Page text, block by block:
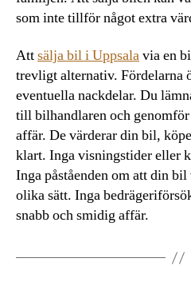
som inte tillför något extra
Attsälja bil i Uppsalavia en
trevligt alternativ. Fördelarna
eventuella nackdelar. Du
till bilhandlaren och
affär. De värderar din bil,
klart. Inga visningstider eller
Inga påståenden om att din
olika sätt. Inga
snabb och smidig affär.